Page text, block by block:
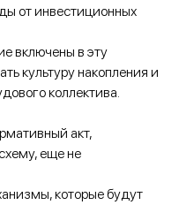
от инвестиционных
включены в эту
культуру накопления и
коллектива.
акт,
еще не
которые будут